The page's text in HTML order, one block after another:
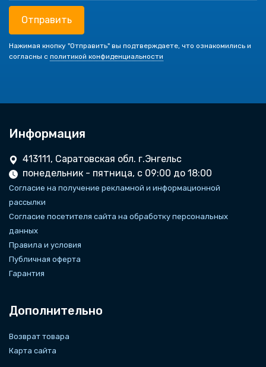
Отправить
Нажимая кнопку "Отправить" вы подтверждаете, что ознакомились и
согласны с политикой конфиденциальности
Информация
413111, Саратовская обл. г.Энгельс
понедельник - пятница, с 09:00 до 18:00
Согласие на получение рекламной и информационной
рассылки
Согласие посетителя сайта на обработку персональных
данных
Правила и условия
Публичная оферта
Гарантия
Дополнительно
Возврат товара
Карта сайта